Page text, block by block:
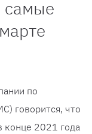
самые
по
говорится, что
конце 2021 года